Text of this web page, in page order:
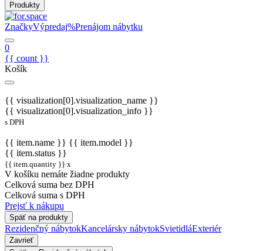
Produkty
ZnačkyVýpredaj%Prenájom nábytku
0
{{ count }}
Košík
{{ visualization[0].visualization_name }}
{{ visualization[0].visualization_info }}
s DPH
{{ item.name }} {{ item.model }}
{{ item.status }}
{{ item.quantity }} x
V košíku nemáte žiadne produkty
Celková suma bez DPH
Celková suma s DPH
Prejsť k nákupu
Späť na produkty
Rezidenčný nábytokKancelársky nábytokSvietidláExteriér
Zavrieť